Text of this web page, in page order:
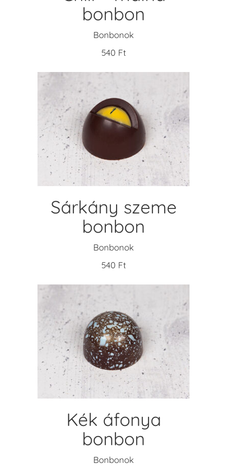
bonbon
Bonbonok
540 Ft
KOSÁRBA TESZEM
Sárkány szeme
bonbon
Bonbonok
540 Ft
KOSÁRBA TESZEM
Kék áfonya
bonbon
Bonbonok